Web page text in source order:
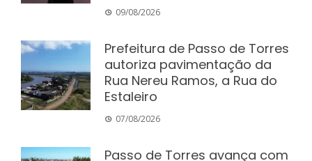
09/08/2026
Prefeitura de Passo de Torres
autoriza pavimentação da
Rua Nereu Ramos, a Rua do
Estaleiro
07/08/2026
Passo de Torres avança com